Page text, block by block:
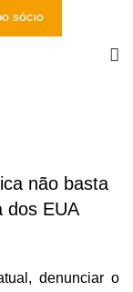
SÓCIO
não basta
dos EUA
denunciar o